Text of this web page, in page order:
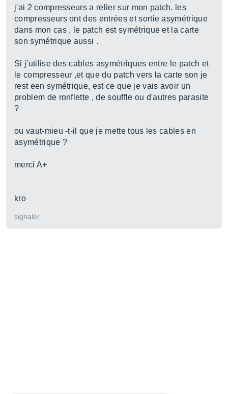
j'ai 2 compresseurs a relier sur mon patch. les
compresseurs ont des entrées et sortie asymétrique
dans mon cas , le patch est symétrique et la carte
son symétrique aussi .
Si j'utilise des cables asymétriques entre le patch et
le compresseur ,et que du patch vers la carte son je
rest een symétrique, est ce que je vais avoir un
problem de ronflette , de souffle ou d'autres parasite
?
ou vaut-mieu -t-il que je mette tous les cables en
asymétrique ?
merci A+
kro
signaler